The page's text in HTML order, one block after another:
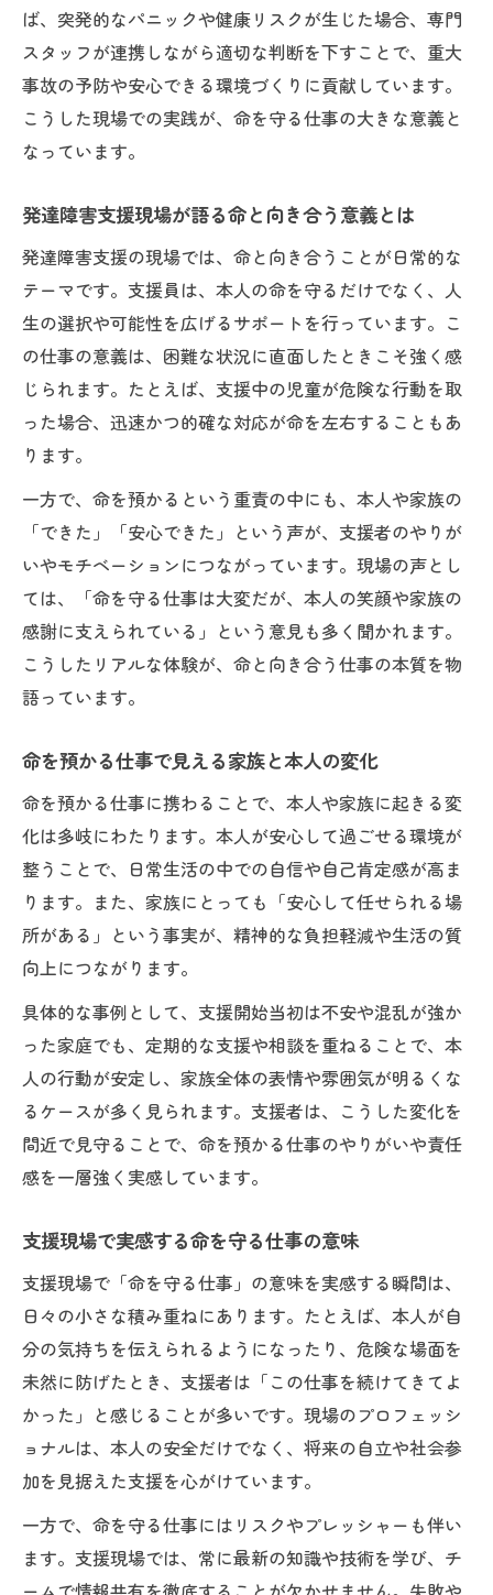
ば、突発的なパニックや健康リスクが生じた場合、専門
スタッフが連携しながら適切な判断を下すことで、重大
事故の予防や安心できる環境づくりに貢献しています。
こうした現場での実践が、命を守る仕事の大きな意義と
なっています。
発達障害支援現場が語る命と向き合う意義とは
発達障害支援の現場では、命と向き合うことが日常的な
テーマです。支援員は、本人の命を守るだけでなく、人
生の選択や可能性を広げるサポートを行っています。こ
の仕事の意義は、困難な状況に直面したときこそ強く感
じられます。たとえば、支援中の児童が危険な行動を取
った場合、迅速かつ的確な対応が命を左右することもあ
ります。
一方で、命を預かるという重責の中にも、本人や家族の
「できた」「安心できた」という声が、支援者のやりが
いやモチベーションにつながっています。現場の声とし
ては、「命を守る仕事は大変だが、本人の笑顔や家族の
感謝に支えられている」という意見も多く聞かれます。
こうしたリアルな体験が、命と向き合う仕事の本質を物
語っています。
命を預かる仕事で見える家族と本人の変化
命を預かる仕事に携わることで、本人や家族に起きる変
化は多岐にわたります。本人が安心して過ごせる環境が
整うことで、日常生活の中での自信や自己肯定感が高ま
ります。また、家族にとっても「安心して任せられる場
所がある」という事実が、精神的な負担軽減や生活の質
向上につながります。
具体的な事例として、支援開始当初は不安や混乱が強か
った家庭でも、定期的な支援や相談を重ねることで、本
人の行動が安定し、家族全体の表情や雰囲気が明るくな
るケースが多く見られます。支援者は、こうした変化を
間近で見守ることで、命を預かる仕事のやりがいや責任
感を一層強く実感しています。
支援現場で実感する命を守る仕事の意味
支援現場で「命を守る仕事」の意味を実感する瞬間は、
日々の小さな積み重ねにあります。たとえば、本人が自
分の気持ちを伝えられるようになったり、危険な場面を
未然に防げたとき、支援者は「この仕事を続けてきてよ
かった」と感じることが多いです。現場のプロフェッシ
ョナルは、本人の安全だけでなく、将来の自立や社会参
加を見据えた支援を心がけています。
一方で、命を守る仕事にはリスクやプレッシャーも伴い
ます。支援現場では、常に最新の知識や技術を学び、チ